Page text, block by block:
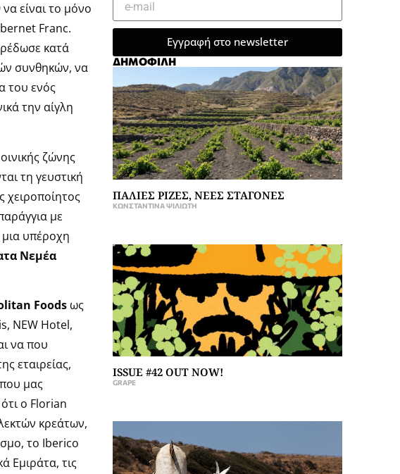
είναι το μόνο
Franc.
κατά
συνθηκών, να
του ενός
την αίγλη
ζώνης
τη γευστική
με
υπέροχη
Νεμέα
Foods ως
NEW Hotel,
να που
εταιρείας,
που μας
ο Florian
κρεάτων,
το Iberico
Εμιράτα, τις
Εγγραφή στο newsletter
ΔΗΜΟΦΙΛΗ
ΠΑΛΙΕΣ ΡΙΖΕΣ, ΝΕΕΣ ΣΤΑΓΟΝΕΣ
ΚΩΝΣΤΑΝΤΊΝΑ ΨΙΛΙΏΤΗ
ISSUE #42 OUT NOW!
GRAPE